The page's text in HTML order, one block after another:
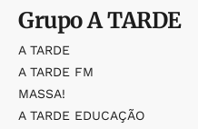
GrupoA TARDE
A TARDE
A TARDE FM
MASSA!
A TARDE EDUCAÇÃO